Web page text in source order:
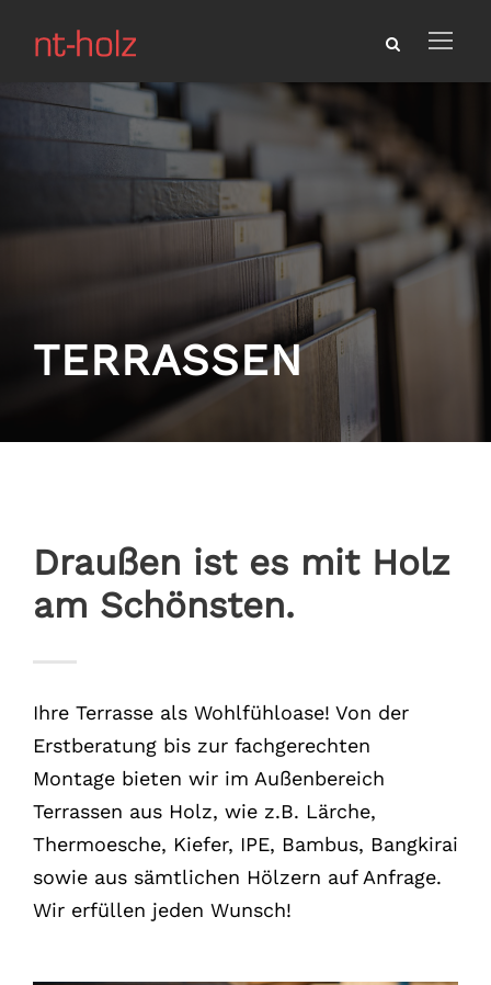
TERRASSEN
Draußen ist es mit Holz
am Schönsten.
Ihre Terrasse als Wohlfühloase! Von der
Erstberatung bis zur fachgerechten
Montage bieten wir im Außenbereich
Terrassen aus Holz, wie z.B. Lärche,
Thermoesche, Kiefer, IPE, Bambus, Bangkirai
sowie aus sämtlichen Hölzern auf Anfrage.
Wir erfüllen jeden Wunsch!